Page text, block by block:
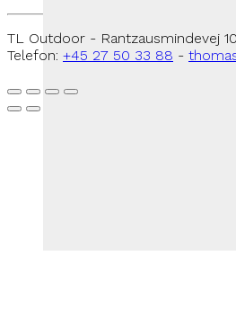
TL Outdoor - Rantzausmindevej
Telefon: +45 27 50 33 88 -